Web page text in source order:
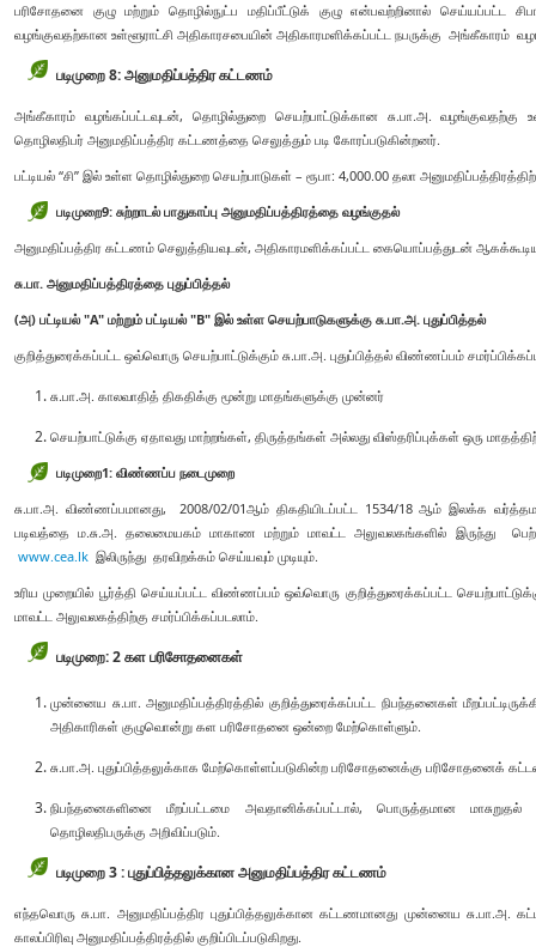
பரிசோதனை குழு மற்றும் தொழில்நுட்ப மதிப்பீட்டுக் குழு என்பவற்றினால் செய்யப்பட்ட
வழங்குவதற்கான உள்ளூராட்சி அதிகாரசபையின் அதிகாரமளிக்கப்பட்ட நபருக்கு அங்கீகாரம்
படிமுறை 8: அனுமதிப்பத்திர கட்டணம்
அங்கீகாரம் வழங்கப்பட்டவுடன், தொழில்துறை செயற்பாட்டுக்கான சு.பா.அ.
தொழிலதிபர் அனுமதிப்பத்திர கட்டணத்தை செலுத்தும் படி கோரப்படுகின்றனர்.
பட்டியல் “சி” இல் உள்ள தொழில்துறை செயற்பாடுகள் – ரூபா: 4,000.00 தலா
படிமுறை9: சுற்றாடல் பாதுகாப்பு அனுமதிப்பத்திரத்தை வழங்குதல்
அனுமதிப்பத்திர கட்டணம் செலுத்தியவுடன், அதிகாரமளிக்கப்பட்ட கையொப்பத்துடன்
சு.பா. அனுமதிப்பத்திரத்தை புதுப்பித்தல்
(அ) பட்டியல் "A" மற்றும் பட்டியல் "B" இல் உள்ள செயற்பாடுகளுக்கு சு.பா.அ. புதுப்பித்தல்
குறித்துரைக்கப்பட்ட ஒவ்வொரு செயற்பாட்டுக்கும் சு.பா.அ. புதுப்பித்தல் விண்ணப்பம்
சு.பா.அ. காலவாதித் திகதிக்கு மூன்று மாதங்களுக்கு முன்னர்
செயற்பாட்டுக்கு ஏதாவது மாற்றங்கள், திருத்தங்கள் அல்லது விஸ்தரிப்புக்கள் ஒரு
படிமுறை1: விண்ணப்ப நடைமுறை
சு.பா.அ. விண்ணப்பமானது, 2008/02/01ஆம் திகதியிடப்பட்ட 1534/18 ஆம் இலக்க
படிவத்தை ம.சு.அ. தலைமையகம் மாகாண மற்றும் மாவட்ட அலுவலகங்களில் இருந்து
www.cea.lk இலிருந்து தரவிறக்கம் செய்யவும் முடியும்.
உரிய முறையில் பூர்த்தி செய்யப்பட்ட விண்ணப்பம் ஒவ்வொரு குறித்துரைக்கப்பட்ட
மாவட்ட அலுவலகத்திற்கு சமர்ப்பிக்கப்படலாம்.
படிமுறை: 2 கள பரிசோதனைகள்
முன்னைய சு.பா. அனுமதிப்பத்திரத்தில் குறித்துரைக்கப்பட்ட நிபந்தனைகள்
அதிகாரிகள் குழுவொன்று கள பரிசோதனை ஒன்றை மேற்கொள்ளும்.
சு.பா.அ. புதுப்பித்தலுக்காக மேற்கொள்ளப்படுகின்ற பரிசோதனைக்கு பரிசோதனைக்
நிபந்தனைகளினை மீறப்பட்டமை அவதானிக்கப்பட்டால், பொருத்தமான மாசுறுதல்
தொழிலதிபருக்கு அறிவிப்படும்.
படிமுறை 3 : புதுப்பித்தலுக்கான அனுமதிப்பத்திர கட்டணம்
எந்தவொரு சு.பா. அனுமதிப்பத்திர புதுப்பித்தலுக்கான கட்டணமானது முன்னைய சு.பா.அ.
காலப்பிரிவு அனுமதிப்பத்திரத்தில் குறிப்பிடப்படுகிறது.